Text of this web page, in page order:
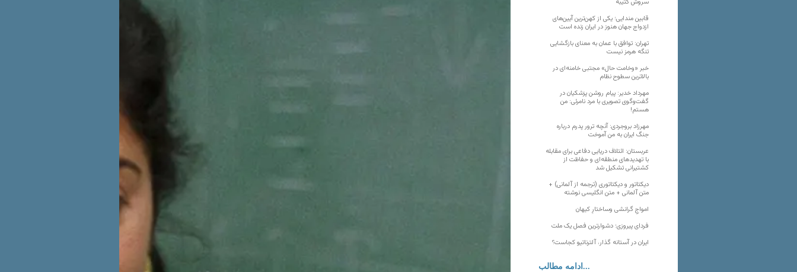
قابین مندایی؛ یکی از کهن‌ترین آیین‌های
ازدواج جهان هنوز در ایران زنده است
تهران: توافق با عمان به معنای بازگشایی
تنگه هرمز نیست
خبر «وخامت حال» مجتبی خامنه‌ای در
بالاترین سطوح نظام
مهرداد خدیر: پیام روشن پزشکیان در
گفت‌و‌گوی تصویری با مرد نامرئی: من
هستم!
مهرزاد بروجردی: آنچه ترور پدرم درباره
جنگ ایران به من آموخت
عربستان: ائتلاف دریایی دفاعی برای مقابله
با تهدیدهای منطقه‌ای و حفاظت از
کشتیرانی تشکیل شد
دیکتاتور و دیکتاتوری (ترجمه از آلمانی) +
متن آلمانی + متن انگلیسی نوشته
‌امواجِ گرانشی وساختارِ کیهان
فردای پیروزی؛ دشوارترین فصل یک ملت
ایران در آستانه گذار، آلترناتیو کجاست؟
ادامه مطالب...